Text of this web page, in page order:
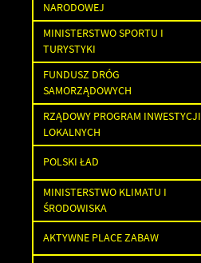
NARODOWEJ
MINISTERSTWO SPORTU I
TURYSTYKI
FUNDUSZ DRÓG
SAMORZĄDOWYCH
RZĄDOWY PROGRAM INWESTYCJI
LOKALNYCH
POLSKI ŁAD
MINISTERSTWO KLIMATU I
ŚRODOWISKA
AKTYWNE PLACE ZABAW